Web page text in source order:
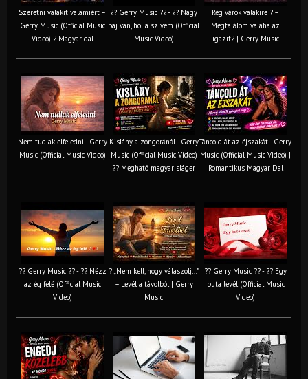
Szeretni valakit valamiért –
Gerry Music (Official Music
Video) ? Magyar dal
?? Gerry Music ?? - ?? Nagy
baj van, hol a szívem (Official
Music Video)
Rég várok valakire ? –
Megtalálom valaha az
igazit? | Gerry Music
Nem tudlak elfeledni - Gerry
Music (Official Music Video)
Kislány a zongoránál - Gerry
Music (Official Music Video)
?? Megható magyar sláger
Táncold át az éjszakát - Gerry
Music (Official Music Video) |
Romantikus Magyar Dal
?? Gerry Music ?? - ?? Nézz
az ég felé (Official Music
Video)
? „Nem kell, hogy válaszolj…”
– Levél a távolból | Gerry
Music
?? Gerry Music ?? - ?? Egy
buta levél (Official Music
Video)